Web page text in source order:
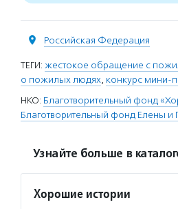
Российская Федерация
ТЕГИ: жестокое обращение с
о пожилых людях, конкурс мини-
НКО: Благотворительный фонд
Благотворительный фонд Елены и
Узнайте больше в
Хорошие истории